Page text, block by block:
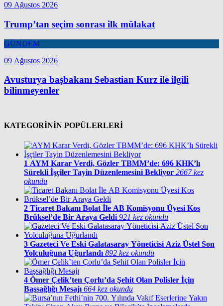
09 Ağustos 2026
Trump’tan seçim sonrası ilk mülakat
GÜNDEM
09 Ağustos 2026
Avusturya başbakanı Sebastian Kurz ile ilgili
bilinmeyenler
KATEGORİNİN POPÜLERLERİ
1 AYM Karar Verdi, Gözler TBMM’de: 696 KHK’lı
Sürekli İşçiler Tayin Düzenlemesini Bekliyor 2667 kez
okundu
2 Ticaret Bakanı Bolat İle AB Komisyonu Üyesi Kos
Brüksel’de Bir Araya Geldi 921 kez okundu
3 Gazeteci Ve Eski Galatasaray Yöneticisi Aziz Üstel Son
Yolculuğuna Uğurlandı 892 kez okundu
4 Ömer Çelik’ten Çorlu’da Şehit Olan Polisler İçin
Başsağlığı Mesajı 664 kez okundu